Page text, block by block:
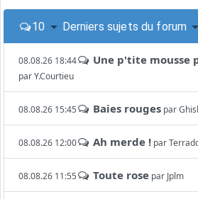
10 Derniers sujets du forum
08.08.26 18:44 Une p'tite mousse
parY.Courtieu
08.08.26 15:45 Baies rouges par
08.08.26 12:00 Ah merde ! par
08.08.26 11:55 Toute rose par Jplm